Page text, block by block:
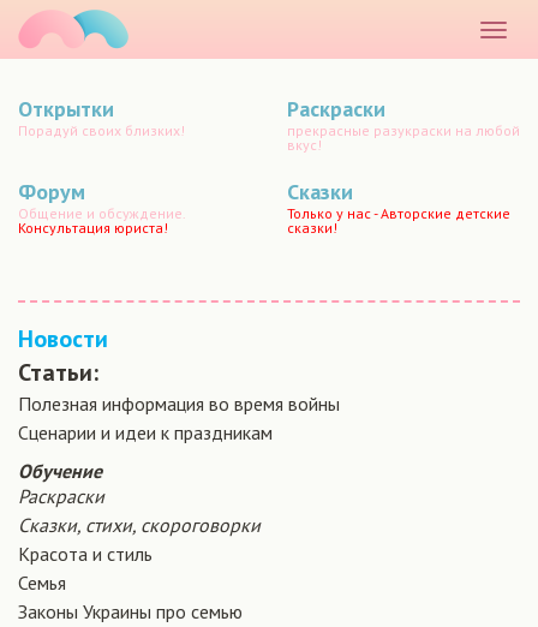
меню
Открытки
Порадуй своих близких!
Раскраски
прекрасные разукраски на любой
вкус!
Форум
Общение и обсуждение.
Консультация юриста!
Сказки
Только у нас - Авторские детские
сказки!
Новости
Статьи:
Полезная информация во время войны
Сценарии и идеи к праздникам
Обучение
Раскраски
Сказки, стихи, скороговорки
Красота и стиль
Семья
Законы Украины про семью